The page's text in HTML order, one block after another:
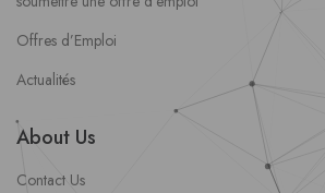
Offres d’Emploi
Actualités
About Us
Contact Us